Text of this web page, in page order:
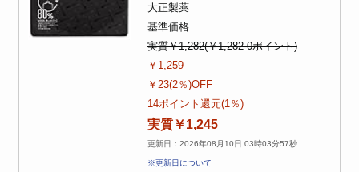
大正製薬
基準価格
実質￥1,282(￥1,282-0ポイント)
￥1,259
￥23(2％)OFF
14ポイント還元(1％)
実質￥1,245
更新日：2026年08月10日 03時03分57秒
※更新日について